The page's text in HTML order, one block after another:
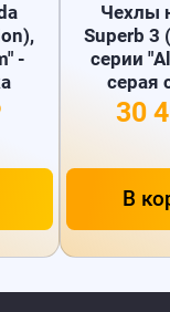
-
Чехлы
Superb 3
серии
серая
30
В